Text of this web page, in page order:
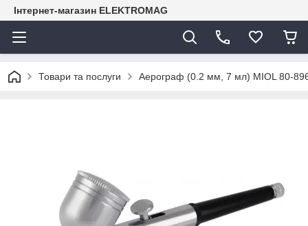
Інтернет-магазин ELEKTROMAG
Товари та послуги Аерограф (0.2 мм, 7 мл) MIOL 80-